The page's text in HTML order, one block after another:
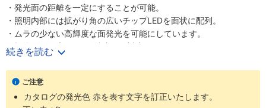
・発光面の距離を一定にすることが可能。
・照明内部には拡がり角の広いチップLEDを面状に配列。
・ムラの少ない高輝度な面発光を可能にしています。
・標準7タイプのほか、特注にも対応します。
・高輝度で均一な透過照明を実現。
【用途】
・円周上を移動するワークの複数回撮像など。
続きを読む
ご注意
カタログの発光色 赤を表す文字を訂正いたします。